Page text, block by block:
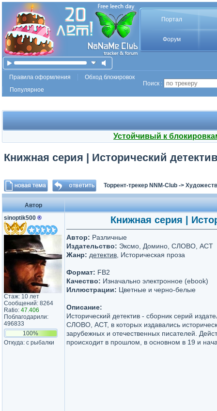
Портал
Форум
Правила оформления
Обход блокировок
Популярное
Поиск :
Устойчивый к
Книжная серия | Исторический
Торрент-трекер NNM-Club ->
Автор
sinoptik500 ®
Стаж: 10 лет
Сообщений: 8264
Ratio: 47.406
Поблагодарили:
496833
100%
Откуда: с рыбалки
Книжная серия |
Автор: Различные
Издательство: Эксмо, Домино, СЛОВО, АСТ
Жанр: детектив , Историческая проза
Формат: FB2
Качество: Изначально электронное (ebook)
Иллюстрации: Цветные и черно-белые
Описание:
Исторический детектив - сборник серий
СЛОВО, АСТ, в которых издавались
зарубежных и отечественных писателей.
происходит в прошлом, в основном в 19 и